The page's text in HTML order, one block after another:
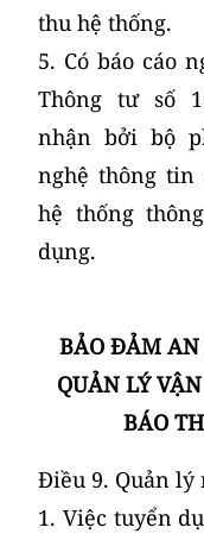
thu hệ thống.
5. Có báo cáo
Thông tư số
nhận bởi bộ
nghệ thông tin
hệ thống
dụng.
BẢO ĐẢM AN
QUẢN LÝ
BÁO
Điều 9. Quản
1. Việc tuyển